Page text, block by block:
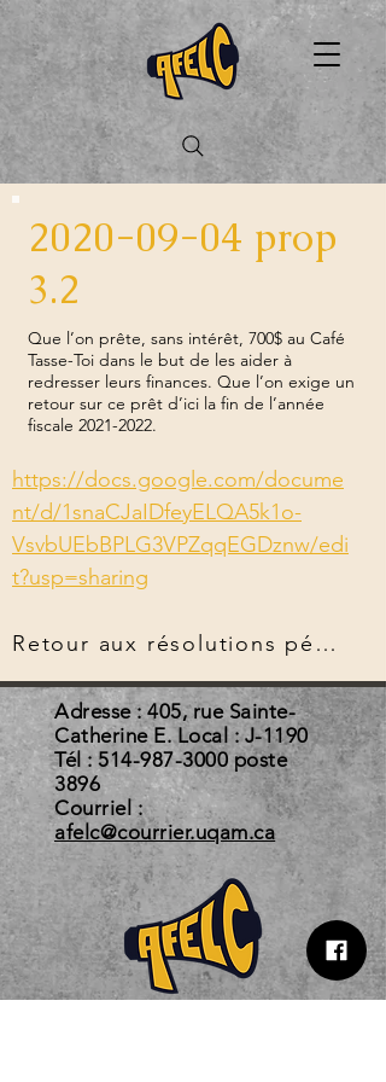
2020-09-04 prop
3.2
Que l’on prête, sans intérêt, 700$ au Café
Tasse-Toi dans le but de les aider à
redresser leurs finances. Que l’on exige un
retour sur ce prêt d’ici la fin de l’année
fiscale 2021-2022.
https://docs.google.com/docume
nt/d/1snaCJaIDfeyELQA5k1o-
VsvbUEbBPLG3VPZqqEGDznw/edi
t?usp=sharing
Retour aux résolutions pérennes
Adresse : 405, rue Sainte-
Catherine E. Local : J-1190
Tél :514-987-3000poste
3896
Courriel :
afelc@courrier.uqam.ca